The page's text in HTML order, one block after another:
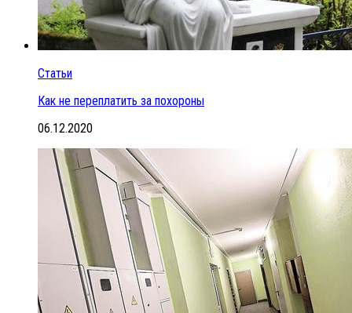
Статьи
Как не переплатить за похороны
06.12.2020